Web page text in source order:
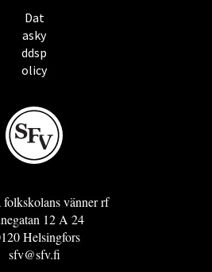
Dat
asky
ddsp
olicy
folkskolans vänner rf
12 A 24
Helsingfors
sfv@sfv.fi